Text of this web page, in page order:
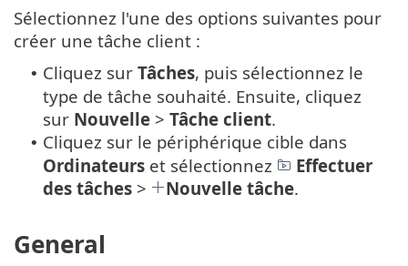
Sélectionnez l'une des options suivantes pour
créer une tâche client :
• Cliquez sur Tâches, puis sélectionnez le
type de tâche souhaité. Ensuite, cliquez
sur Nouvelle > Tâche client.
• Cliquez sur le périphérique cible dans
Ordinateurs et sélectionnez
Effectuer
des tâches > Nouvelle tâche.
General